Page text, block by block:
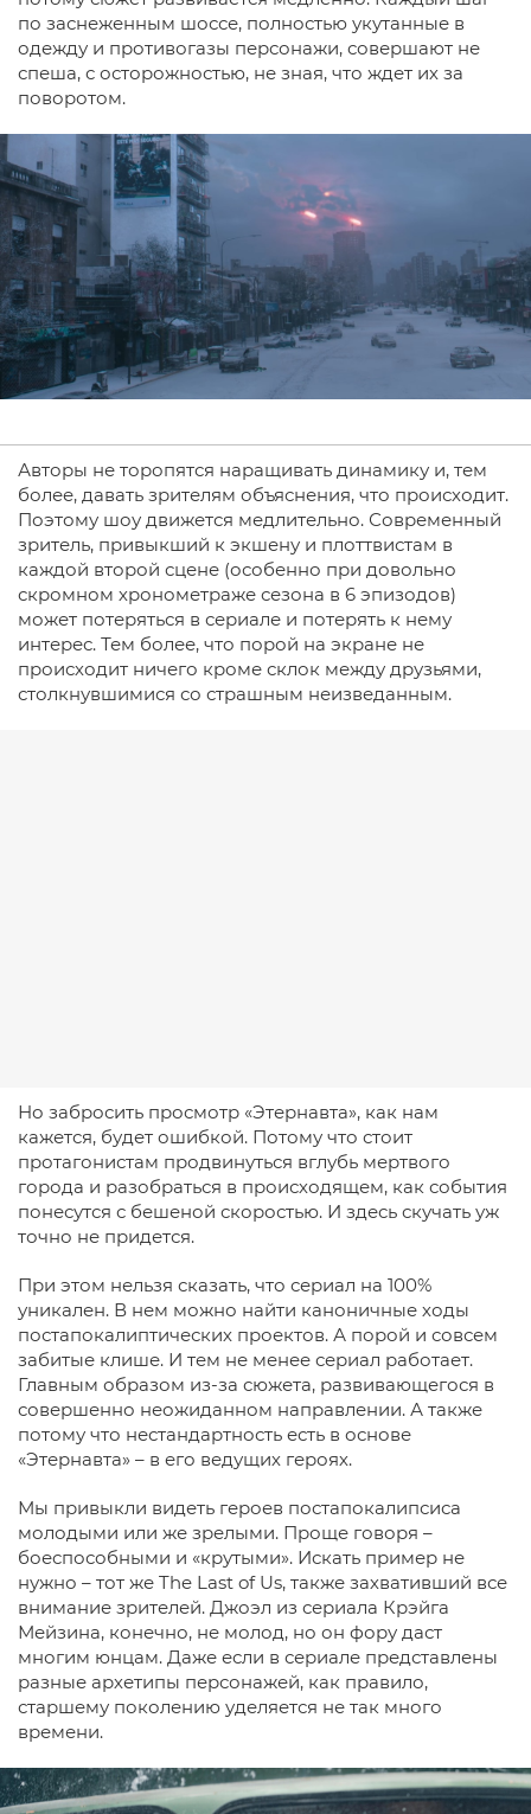
по заснеженным шоссе, полностью укутанные в
одежду и противогазы персонажи, совершают не
спеша, с осторожностью, не зная, что ждет их за
поворотом.
Авторы не торопятся наращивать динамику и, тем
более, давать зрителям объяснения, что происходит.
Поэтому шоу движется медлительно. Современный
зритель, привыкший к экшену и плоттвистам в
каждой второй сцене (особенно при довольно
скромном хронометраже сезона в 6 эпизодов)
может потеряться в сериале и потерять к нему
интерес. Тем более, что порой на экране не
происходит ничего кроме склок между друзьями,
столкнувшимися со страшным неизведанным.
Но забросить просмотр «Этернавта», как нам
кажется, будет ошибкой. Потому что стоит
протагонистам продвинуться вглубь мертвого
города и разобраться в происходящем, как события
понесутся с бешеной скоростью. И здесь скучать уж
точно не придется.
При этом нельзя сказать, что сериал на 100%
уникален. В нем можно найти каноничные ходы
постапокалиптических проектов. А порой и совсем
забитые клише. И тем не менее сериал работает.
Главным образом из-за сюжета, развивающегося в
совершенно неожиданном направлении. А также
потому что нестандартность есть в основе
«Этернавта» – в его ведущих героях.
Мы привыкли видеть героев постапокалипсиса
молодыми или же зрелыми. Проще говоря –
боеспособными и «крутыми». Искать пример не
нужно – тот же The Last of Us, также захвативший все
внимание зрителей. Джоэл из сериала Крэйга
Мейзина, конечно, не молод, но он фору даст
многим юнцам. Даже если в сериале представлены
разные архетипы персонажей, как правило,
старшему поколению уделяется не так много
времени.